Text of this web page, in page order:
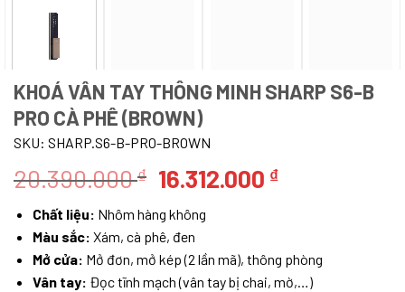
KHOÁ VÂN TAY THÔNG MINH SHARP S6-B
PRO CÀ PHÊ (BROWN)
SKU: SHARP.S6-B-PRO-BROWN
20.390.000₫ Giá
là:
20.390.000 ₫.
16.312.000 ₫Giá
là:
16.312.000
Chất liệu: Nhôm hàng không
Màu sắc: Xám, cà phê, đen
Mở cửa: Mở đơn, mở kép (2 lần mã), thông phòng
Vân tay: Đọc tĩnh mạch (vân tay bị chai, mờ,…)